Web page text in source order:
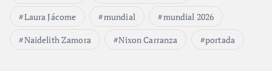
Laura Jácome
mundial
mundial 2026
Naidelith Zamora
Nixon Carranza portada